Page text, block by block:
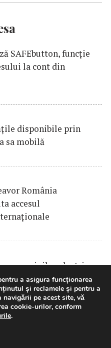
SAFEbutton, funcţie
la cont din
disponibile prin
sa mobilă
România
accesul
maşinilor electrice
milioane de euro:
BCR, partenerul
a asigura funcționarea
și reclamele și pentru a
pe acest site, vă
cookie-urilor, conform
.